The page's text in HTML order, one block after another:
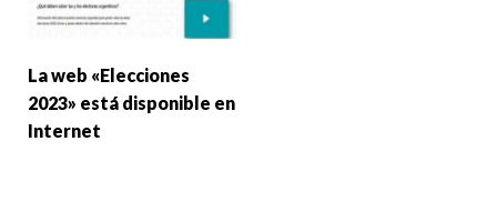
La web «Elecciones
2023» está disponible en
Internet